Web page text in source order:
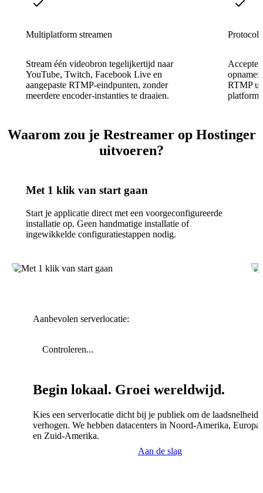
Multiplatform streamen
Stream één videobron tegelijkertijd naar
YouTube, Twitch, Facebook Live en
aangepaste RTMP-eindpunten, zonder
meerdere encoder-instanties te draaien.
RTMP
platform
Waarom zou je Restreamer op Hostinger
uitvoeren?
Met 1 klik van start gaan
Start je applicatie direct met een voorgeconfigureerde
installatie op. Geen handmatige installatie of
ingewikkelde configuratiestappen nodig.
Aanbevolen serverlocatie:
Controleren...
Begin lokaal. Groei wereldwijd.
Kies een serverlocatie dicht bij je publiek om de laadsnelheid
verhogen. We hebben datacenters in Noord-Amerika,
en Zuid-Amerika.
Aan de slag